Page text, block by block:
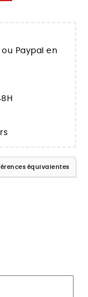
Paypal en
équivalentes